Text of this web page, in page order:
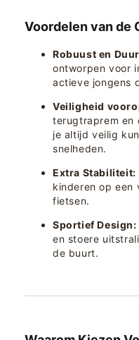
Voordelen van de
Robuust en
ontworpen voor
actieve jongens
Veiligheid
terugtraprem en
je altijd veilig
snelheden.
Extra Stabiliteit:
kinderen op een
fietsen.
Sportief Design:
en stoere
de buurt.